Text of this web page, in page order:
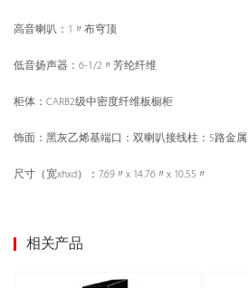
高音喇叭：1〃布穹顶
低音扬声器：6-1/2〃芳纶纤维
柜体：CARB2级中密度纤维板橱柜
饰面：黑灰乙烯基端口：双喇叭接线柱：5路金属
尺寸（宽xhxd）：7.69〃x 14.76〃x 10.55〃
相关产品